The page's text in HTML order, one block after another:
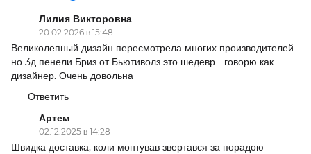
Лилия Викторовна
20.02.2026 в 15:48
Великолепный дизайн пересмотрела многих производителей
но 3д пенели Бриз от Бьютиволз это шедевр - говорю как
дизайнер. Очень довольна
Ответить
Артем
02.12.2025 в 14:28
Швидка доставка, коли монтував звертався за порадою